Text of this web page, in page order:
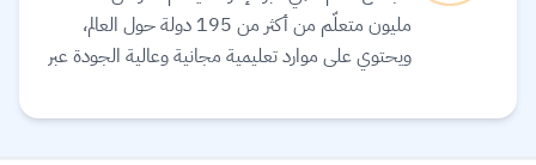
مليون متعلّم من أكثر من 195 دولة حول العالم،
ويحتوي على موارد تعليمية مجانية وعالية الجودة عبر
ومعتمدة لسوق العمل. وهم ملتزمون بتحقيق